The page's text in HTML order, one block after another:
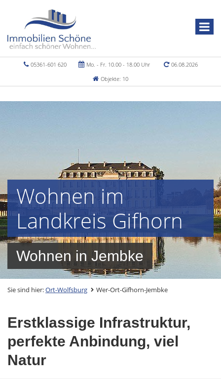
05361-601 620 Mo. - Fr. 10.00 - 18.00 Uhr
06.08.2026
Objekte: 10
Wohnen im
Landkreis Gifhorn
Wohnen in Jembke
Sie sind hier:Ort-Wolfsburg Wer-Ort-Gifhorn-Jembke
Erstklassige Infrastruktur,
perfekte Anbindung, viel
Natur